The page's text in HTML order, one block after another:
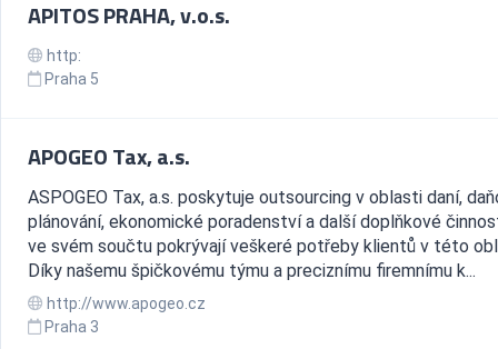
APITOS PRAHA, v.o.s.
http:
Praha 5
APOGEO Tax, a.s.
ASPOGEO Tax, a.s. poskytuje outsourcing v oblasti daní,
plánování, ekonomické poradenství a další doplňkové
ve svém součtu pokrývají veškeré potřeby klientů v této
Díky našemu špičkovému týmu a preciznímu firemnímu k...
http://www.apogeo.cz
Praha 3